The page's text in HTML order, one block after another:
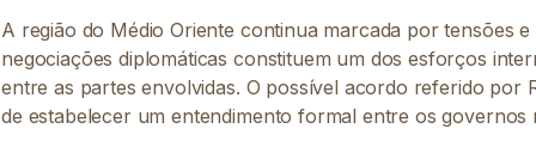
A região do Médio Oriente continua marcada por tensões
negociações diplomáticas constituem um dos esforços
entre as partes envolvidas. O possível acordo referido por
de estabelecer um entendimento formal entre os